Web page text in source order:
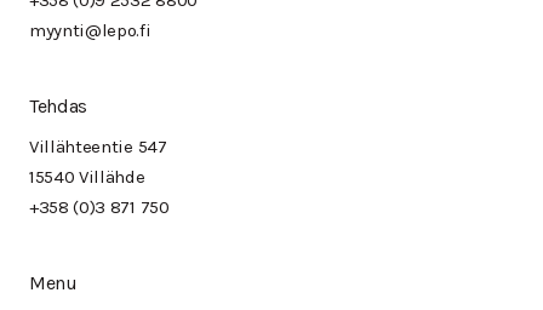
myynti@lepo.fi
Tehdas
Villähteentie 547
15540 Villähde
+358 (0)3 871 750
Menu